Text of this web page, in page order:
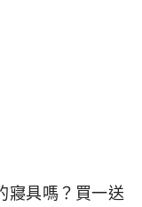
寢具嗎？買一送